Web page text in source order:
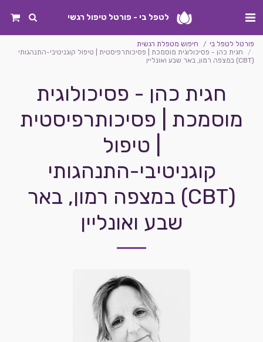
לטפל בי - פורטל טיפול רגשי
פורטל לטפל בי
חיפוש מטפלת רגשית
חגית כהן - פסיכולוגית מוסמכת | פסיכותרפיסטית | טיפול קוגניטיבי-התנהגותי
(CBT) במצפה רמון, באר שבע ואונליין
חגית כהן - פסיכולוגית
מוסמכת | פסיכותרפיסטית
| טיפול
קוגניטיבי-התנהגותי
(CBT) במצפה רמון, באר
שבע ואונליין